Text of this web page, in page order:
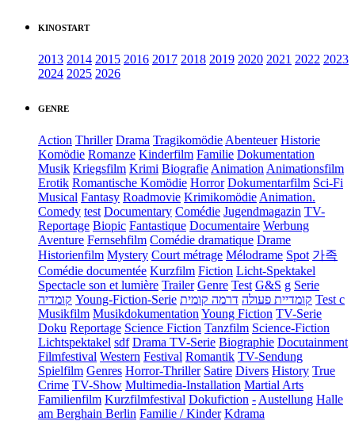
KINOSTART
2013 2014 2015 2016 2017 2018 2019 2020 2021 2022 2023
2024 2025 2026
GENRE
Action Thriller Drama Tragikomödie Abenteuer Historie
Komödie Romanze Kinderfilm Familie Dokumentation
Musik Kriegsfilm Krimi Biografie Animation Animationsfilm
Erotik Romantische Komödie Horror Dokumentarfilm Sci-Fi
Musical Fantasy Roadmovie Krimikomödie Animation.
Comedy test Documentary Comédie Jugendmagazin TV-
Reportage Biopic Fantastique Documentaire Werbung
Aventure Fernsehfilm Comédie dramatique Drame
Historienfilm Mystery Court métrage Mélodrame Spot 가족
Comédie documentée Kurzfilm Fiction Licht-Spektakel
Spectacle son et lumière Trailer Genre Test G&S g Serie
קומדיה Young-Fiction-Serie קומדיית פעולה דרמה קומית
Test c
Musikfilm Musikdokumentation Young Fiction TV-Serie
Doku Reportage Science Fiction Tanzfilm Science-Fiction
Lichtspektakel sdf Drama TV-Serie Biographie Docutainment
Filmfestival Western Festival Romantik TV-Sendung
Spielfilm Genres Horror-Thriller Satire Divers History True
Crime TV-Show Multimedia-Installation Martial Arts
Familienfilm Kurzfilmfestival Dokufiction - Austellung Halle
am Berghain Berlin Familie / Kinder Kdrama